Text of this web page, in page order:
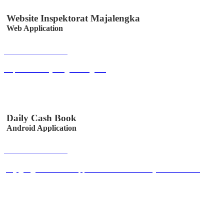
Website Inspektorat Majalengka
Web Application
Daily Cash Book
Android Application